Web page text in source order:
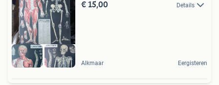
€ 15,00 Details
Alkmaar Eergisteren